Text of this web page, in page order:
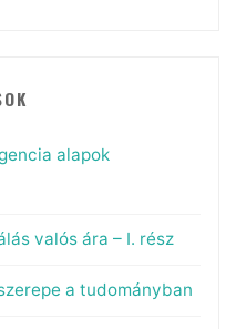
alapok
valós ára – I. rész
a tudományban